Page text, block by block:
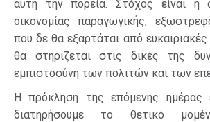
αυτή την πορεία. Στόχος είναι η
οικονομίας παραγωγικής,
που δε θα εξαρτάται από ευκαιριακές
θα στηρίζεται στις δικές της
εμπιστοσύνη των πολιτών και των
Η πρόκληση της επόμενης ημέρας
διατηρήσουμε το θετικό